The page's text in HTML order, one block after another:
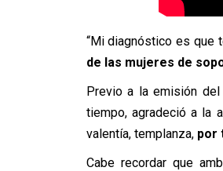
“Mi diagnóstico es que
de las mujeres de
Previo a la emisión del
tiempo, agradeció a la
valentía, templanza, por
Cabe recordar que